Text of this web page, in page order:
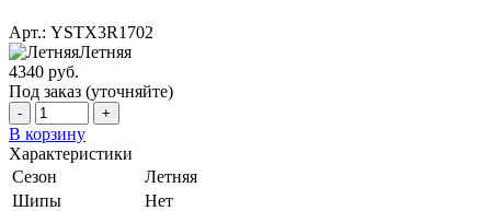
Арт.: YSTX3R1702
Летняя
4340 руб.
Под заказ (уточняйте)
- +
В корзину
Характеристики
Сезон
Летняя
Шипы
Нет